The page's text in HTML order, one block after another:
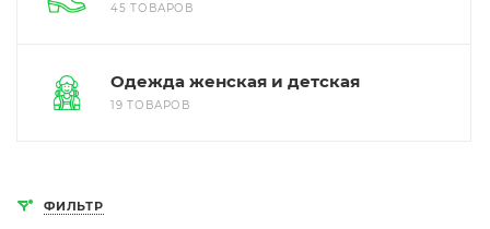
45 ТОВАРОВ
Одежда женская и детская
19 ТОВАРОВ
ФИЛЬТР